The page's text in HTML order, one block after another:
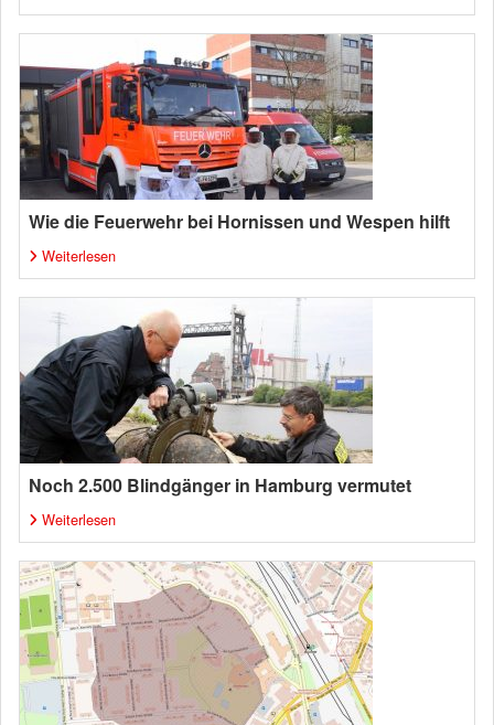
Wie die Feuerwehr bei Hornissen und Wespen hilft
Weiterlesen
Noch 2.500 Blindgänger in Hamburg vermutet
Weiterlesen